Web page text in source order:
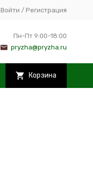
Войти / Регистрация
Пн-Пт 9:00-18:00
pryzha@pryzha.ru
Корзина